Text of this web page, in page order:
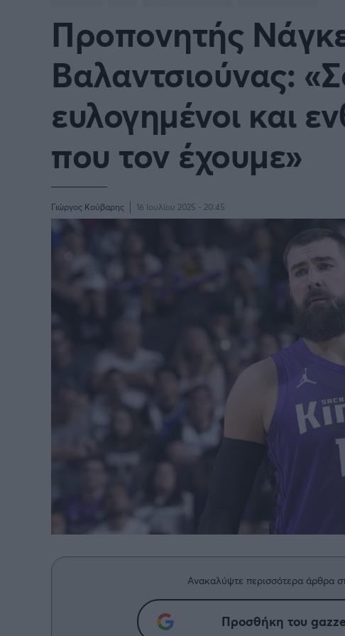
Πυγμαχία
Γιώργος Τσακίρης
BASKETBALL CHAMPIONS
LEAGUE
NBA
VTB LEAGUE Α1
Μπάσκετ: Ισπανία Μπάσκετ:
Μπάσκετ: Ιταλία Μπάσκετ:
Μπάσκετ: Ισραήλ
EUROBASKET Γυναικών 2025
Προπονητής
Βαλαντσιούνας:
ευλογημένοι και
που τον έχουμε»
Γιώργος Κούβαρης 16 Ιουλίου 2025 - 20:45
Ανακαλύψτε περισσότερα άρθρα
Προσθήκη του